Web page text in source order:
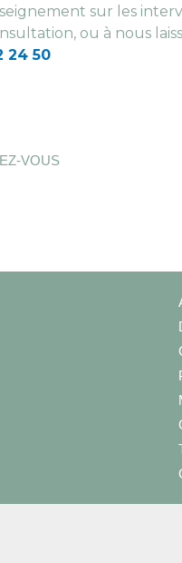
sur les
ou à nous
24 50
VOUS